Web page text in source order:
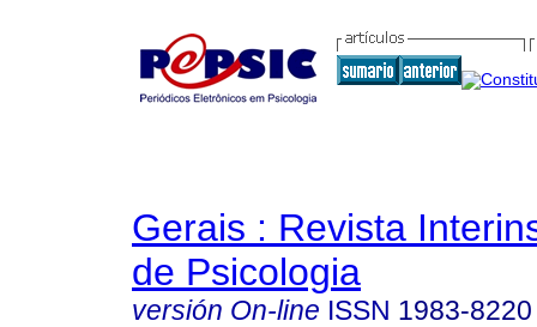
Gerais : Revista
de Psicologia
versión On-line ISSN 1983-8220